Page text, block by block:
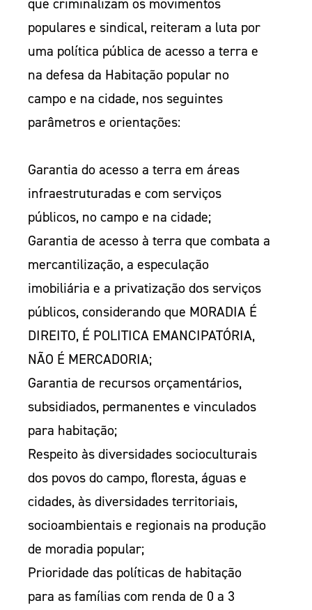
que criminalizam os movimentos
populares e sindical, reiteram a luta por
uma política pública de acesso a terra e
na defesa da Habitação popular no
campo e na cidade, nos seguintes
parâmetros e orientações:
Garantia do acesso a terra em áreas
infraestruturadas e com serviços
públicos, no campo e na cidade;
Garantia de acesso à terra que combata a
mercantilização, a especulação
imobiliária e a privatização dos serviços
públicos, considerando que MORADIA É
DIREITO, É POLITICA EMANCIPATÓRIA,
NÃO É MERCADORIA;
Garantia de recursos orçamentários,
subsidiados, permanentes e vinculados
para habitação;
Respeito às diversidades socioculturais
dos povos do campo, floresta, águas e
cidades, às diversidades territoriais,
socioambientais e regionais na produção
de moradia popular;
Prioridade das políticas de habitação
para as famílias com renda de 0 a 3